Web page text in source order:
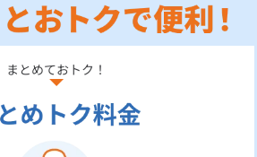
まとめておトク！